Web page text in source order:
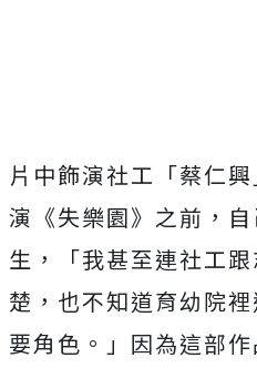
片中飾演社工「蔡仁
演《失樂園》之前，
生，「我甚至連社工
楚， 也不知道育幼院
要角色。」因為這部作